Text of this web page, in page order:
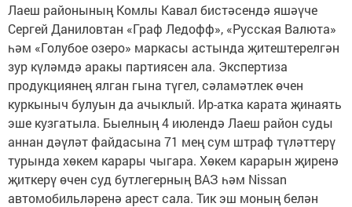
Лаеш районының Комлы Кавал бистәсендә яшәүче
Сергей Даниловтан «Граф Ледофф», «Русская Валюта»
һәм «Голубое озеро» маркасы астында җитештерелгән
зур күләмдә аракы партиясен ала. Экспертиза
продукциянең ялган гына түгел, сәламәтлек өчен
куркыныч булуын да ачыклый. Ир-атка карата җинаять
эше кузгатыла. Быелның 4 июлендә Лаеш район суды
аннан дәүләт файдасына 71 мең сум штраф түләттерү
турында хөкем карары чыгара. Хөкем карарын җиренә
җиткерү өчен суд бутлегерның ВАЗ һәм Nissan
автомобильләренә арест сала. Тик эш моның белән